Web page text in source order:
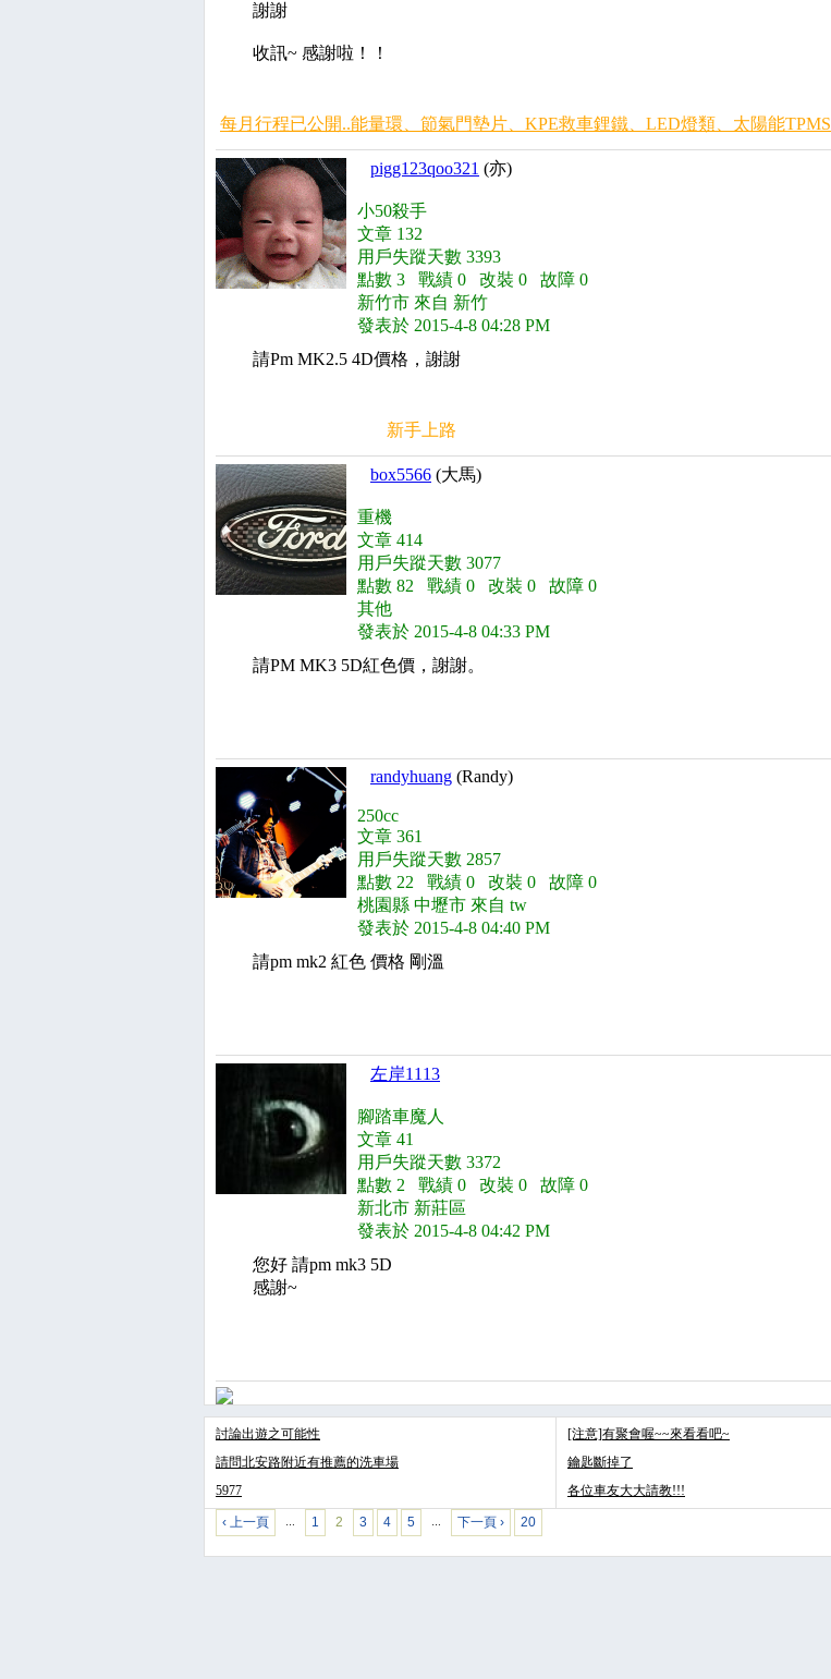
謝謝
收訊~ 感謝啦！！
每月行程已公開..能量環、節氣門墊片、KPE救車鋰鐵、LED燈類、太陽能TPMS
pigg123qoo321 (亦)
小50殺手
文章 132
用戶失蹤天數 3393
點數 3 戰績 0 改裝 0 故障 0
新竹市 來自 新竹
發表於 2015-4-8 04:28 PM
請Pm MK2.5 4D價格，謝謝
新手上路
box5566 (大馬)
重機
文章 414
用戶失蹤天數 3077
點數 82 戰績 0 改裝 0 故障 0
其他
發表於 2015-4-8 04:33 PM
請PM MK3 5D紅色價，謝謝。
randyhuang (Randy)
250cc
文章 361
用戶失蹤天數 2857
點數 22 戰績 0 改裝 0 故障 0
桃園縣 中壢市 來自 tw
發表於 2015-4-8 04:40 PM
請pm mk2 紅色 價格 剛溫
左岸1113
腳踏車魔人
文章 41
用戶失蹤天數 3372
點數 2 戰績 0 改裝 0 故障 0
新北市 新莊區
發表於 2015-4-8 04:42 PM
您好 請pm mk3 5D
感謝~
討論出遊之可能性
請問北安路附近有推薦的洗車場
5977
[注意]有聚會喔~~來看看吧~
鑰匙斷掉了
各位車友大大請教!!!
‹ 上一頁 … 1 2 3 4 5 … 下一頁 › 20